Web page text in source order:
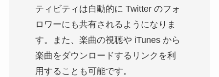
ティビティは自動的に Twitter のフォ
ロワーにも共有されるようになりま
す。また、楽曲の視聴や iTunes から
楽曲をダウンロードするリンクを利
用することも可能です。